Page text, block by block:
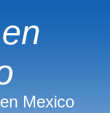
Mexico